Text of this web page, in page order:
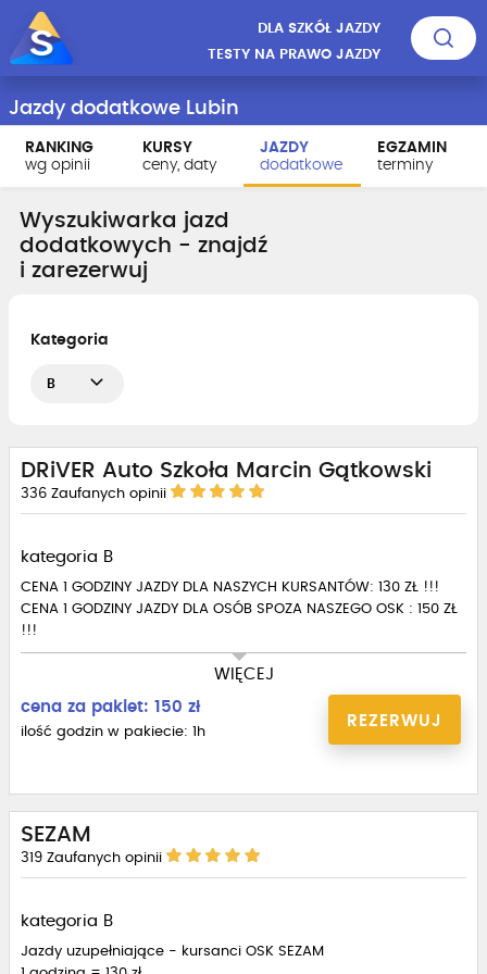
DLA SZKÓŁ JAZDY
TESTY NA PRAWO JAZDY
Jazdy dodatkowe Lubin
RANKING
wg opinii
KURSY
ceny, daty
JAZDY
dodatkowe
EGZAMIN
terminy
Wyszukiwarka jazd
dodatkowych - znajdź
i zarezerwuj
Kategoria
B
DRiVER Auto Szkoła Marcin Gątkowski
336 Zaufanych opinii
kategoria B
WIĘCEJ
CENA 1 GODZINY JAZDY DLA NASZYCH KURSANTÓW: 130 ZŁ !!!
CENA 1 GODZINY JAZDY DLA OSÓB SPOZA NASZEGO OSK : 150 ZŁ
!!!
- 10 godzin cenie 1400zł. (1 godz.=140zł)
- 20 godz. w cenie 2700zł ł (1 godz.=135zł)
- 30 godz. w cenie 3900zł (1 godz.=130zł)
Cena za pojedyncze godziny: 150zł / godz.
cena za pakiet: 150 zł
ilość godzin w pakiecie: 1h
REZERWUJ
SEZAM
319 Zaufanych opinii
kategoria B
Jazdy uzupełniające - kursanci OSK SEZAM